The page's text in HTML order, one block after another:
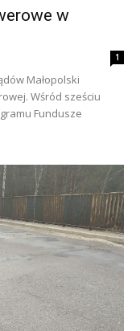
w
1
Małopolski
Wśród sześciu
Fundusze